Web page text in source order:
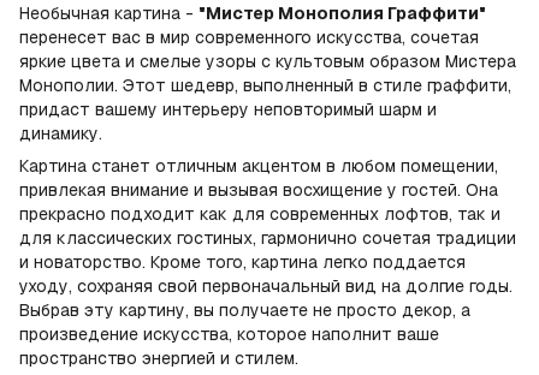
Необычная картина - "Мистер Монополия Граффити"
перенесет вас в мир современного искусства, сочетая
яркие цвета и смелые узоры с культовым образом Мистера
Монополии. Этот шедевр, выполненный в стиле граффити,
придаст вашему интерьеру неповторимый шарм и
динамику.
Картина станет отличным акцентом в любом помещении,
привлекая внимание и вызывая восхищение у гостей. Она
прекрасно подходит как для современных лофтов, так и
для классических гостиных, гармонично сочетая традиции
и новаторство. Кроме того, картина легко поддается
уходу, сохраняя свой первоначальный вид на долгие годы.
Выбрав эту картину, вы получаете не просто декор, а
произведение искусства, которое наполнит ваше
пространство энергией и стилем.